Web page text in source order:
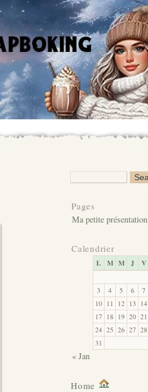
Pages
Ma petite présentation
Calendrier
L M M J V
3
4 5 6 7
10 11 12 13 14
17
18 19 20 21
24 25 26 27 28
31
« Jan
Home